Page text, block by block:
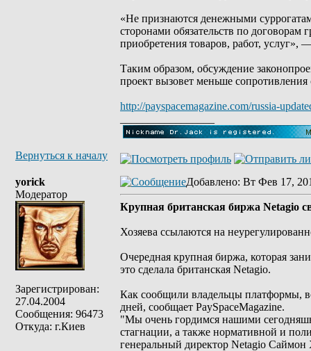
«Не признаются денежными
сторонами обязательств по договорам
приобретения товаров, работ, услуг»,
Таким образом, обсуждение
проект вызовет меньше сопротивления
http://payspacemagazine.com/russia-
Вернуться к началу
yorick
Модератор
Зарегистрирован:
27.04.2004
Сообщения: 96473
Откуда: г.Киев
Добавлено: Вт Фев 17,
Крупная британская биржа Netagio
Хозяева ссылаются на
Очередная крупная биржа, которая
это сделала британская Netagio.
Как сообщили владельцы платформы,
дней, сообщает PaySpaceMagazine.
"Мы очень гордимся нашими
стагнации, а также нормативной и
генеральный директор Netagio